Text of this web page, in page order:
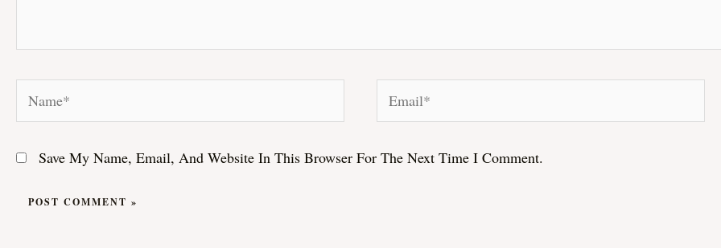
Save My Name, Email, And Website In This Browser For The Next Time I Comment.